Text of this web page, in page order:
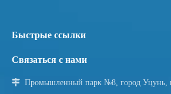
Быстрые ссылки
Связаться с нами
 Промышленный парк №8, город Уцунь,